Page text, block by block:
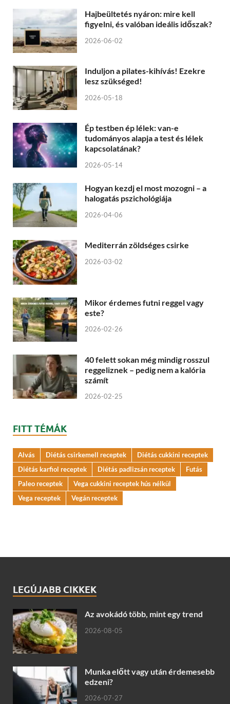
Hajbeültetés nyáron: mire kell
figyelni, és valóban ideális időszak?
2026-06-02
Induljon a pilates-kihívás! Ezekre
lesz szükséged!
2026-05-18
Ép testben ép lélek: van-e
tudományos alapja a test és lélek
kapcsolatának?
2026-05-14
Hogyan kezdj el most mozogni – a
halogatás pszichológiája
2026-04-06
Mediterrán zöldséges csirke
2026-03-02
Mikor érdemes futni reggel vagy
este?
2026-02-26
40 felett sokan még mindig rosszul
reggeliznek – pedig nem a kalória
számít
2026-02-25
FITT TÉMÁK
Alvás Diétás csirkemell receptek
Diétás cukkini receptek
Diétás karfiol receptek
Diétás padlizsán receptek
Futás
Paleo receptek
Vega cukkini receptek hús nélkül
Vega receptek
Vegán receptek
LEGÚJABB CIKKEK
Az avokádó több, mint egy trend
2026-08-05
Munka előtt vagy után érdemesebb
edzeni?
2026-07-27